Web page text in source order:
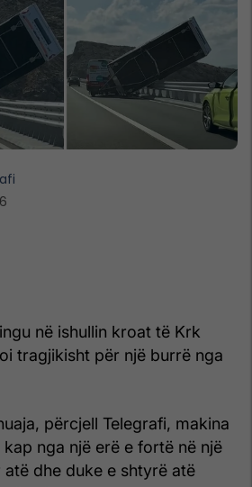
në ishullin kroat të Krk
tragjikisht për një burrë nga
përcjell Telegrafi, makina
nga një erë e fortë në një
dhe duke e shtyrë atë